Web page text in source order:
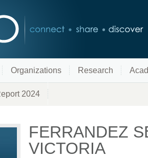
Organizations Research
2024
FERRANDEZ
VICTORIA